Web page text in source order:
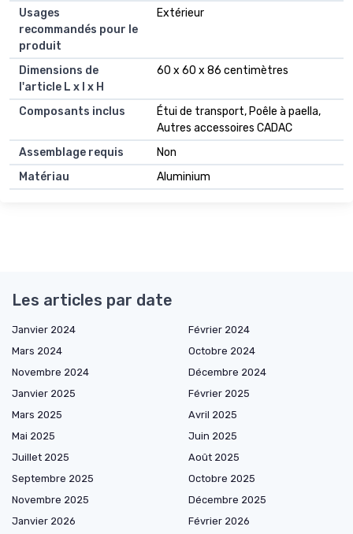
Usages
recommandés pour le
produit
Extérieur
Dimensions de
l'article L x l x H
60 x 60 x 86 centimètres
Composants inclus
Étui de transport, Poêle à paella,
Autres accessoires CADAC
Assemblage requis
Non
Matériau
Aluminium
Les articles par date
Janvier 2024
Février 2024
Mars 2024
Octobre 2024
Novembre 2024
Décembre 2024
Janvier 2025
Février 2025
Mars 2025
Avril 2025
Mai 2025
Juin 2025
Juillet 2025
Août 2025
Septembre 2025
Octobre 2025
Novembre 2025
Décembre 2025
Janvier 2026
Février 2026